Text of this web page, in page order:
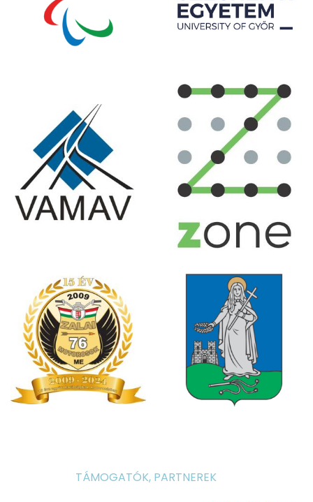
TÁMOGATÓK, PARTNEREK